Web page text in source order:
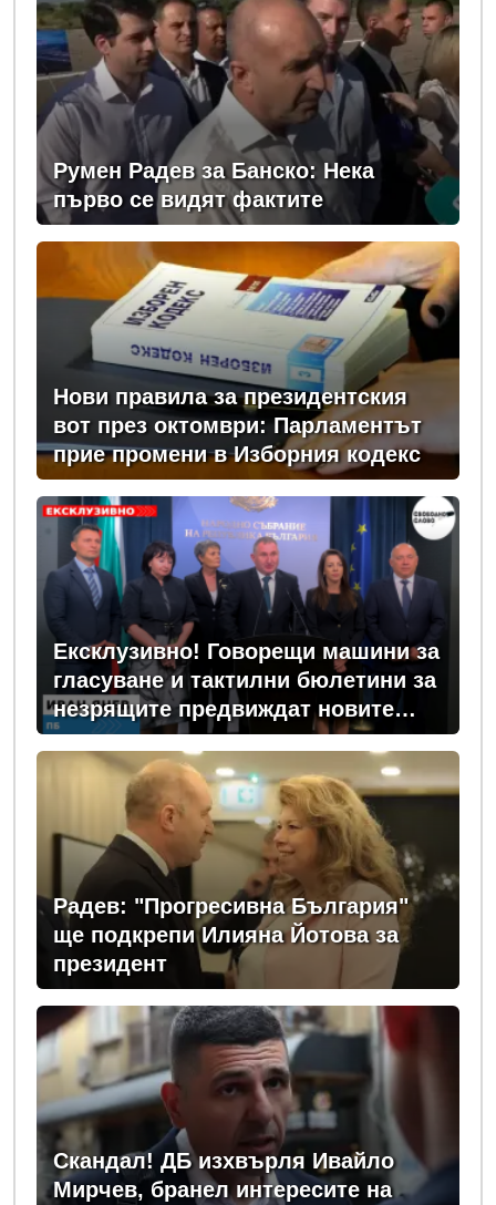
Румен Радев за Банско: Нека
първо се видят фактите
Нови правила за президентския
вот през октомври: Парламентът
прие промени в Изборния кодекс
Ексклузивно! Говорещи машини за
гласуване и тактилни бюлетини за
незрящите предвиждат новите
изборни правила! (ВИДЕО)
Радев: "Прогресивна България"
ще подкрепи Илияна Йотова за
президент
Скандал! ДБ изхвърля Ивайло
Мирчев, бранел интересите на